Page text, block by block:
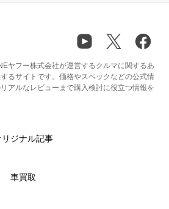
ヤフー株式会社が運営するクルマに関するあ
るサイトです。価格やスペックなどの公式情
アルなレビューまで購入検討に役立つ情報を
リジナル記事
車買取